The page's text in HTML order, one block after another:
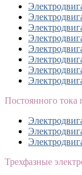
Постоянного тока
Трехфазные